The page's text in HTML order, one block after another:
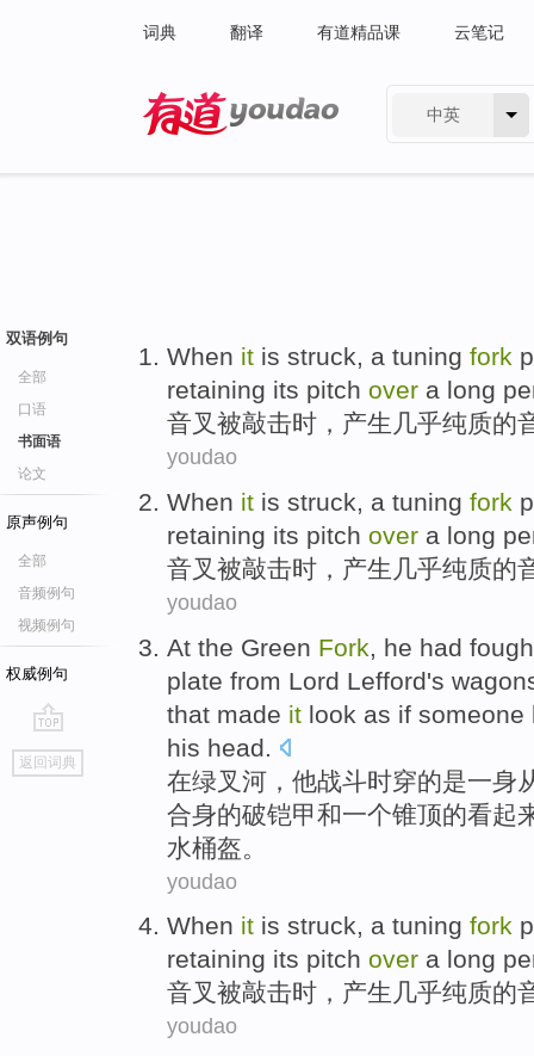
词典 翻译 有道精品课 云笔记
中英
双语例句
全部
口语
书面语
论文
原声例句
全部
音频例句
视频例句
权威例句
go
top
返回词典
When it is struck, a tuning fork
retaining its pitch over a long
音叉 被敲击时 ， 产生 几乎纯质的
youdao
When it is struck, a tuning fork
retaining its pitch over a long
音叉 被敲击时 ， 产生 几乎纯质的
youdao
At the Green Fork he had
plate from Lord Lefford's
that made it look as if someone
his head
在绿叉河 ， 他战斗时穿的是一身
合身的破铠甲和一个锥顶的看起
水桶盔 。
youdao
When it is struck, a tuning fork
retaining its pitch over a long
音叉 被敲击时 ， 产生 几乎纯质的
youdao